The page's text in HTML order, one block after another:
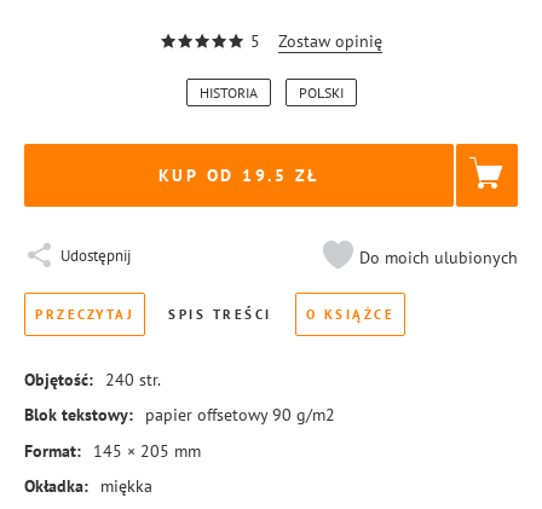
5 Zostaw opinię
HISTORIA POLSKI
KUP OD 19.5
Udostępnij Do moich ulubionych
PRZECZYTAJ SPIS TREŚCI O KSIĄŻCE
Objętość: 240 str.
Blok tekstowy:
papier offsetowy 90 g/m2
Format:
145 × 205 mm
Okładka:
miękka